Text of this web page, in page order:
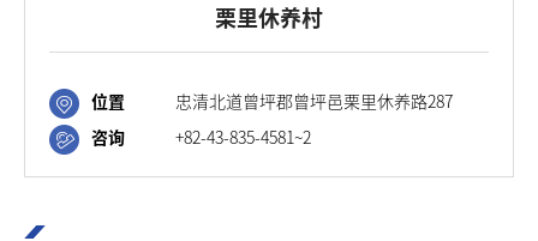
栗里休养村
位置
忠清北道曾坪郡曾坪邑栗里休养路287
咨询
+82-43​-835-4581~2